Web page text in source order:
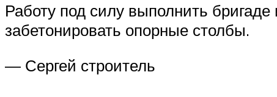
Работу под силу выполнить
забетонировать опорные столбы.
— Сергей строитель